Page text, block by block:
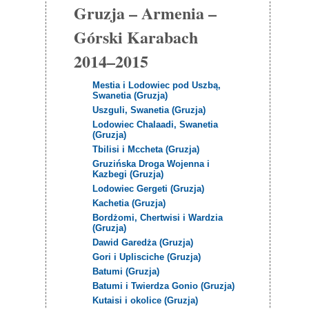
Gruzja – Armenia –
Górski Karabach
2014–2015
Mestia i Lodowiec pod Uszbą,
Swanetia (Gruzja)
Uszguli, Swanetia (Gruzja)
Lodowiec Chalaadi, Swanetia
(Gruzja)
Tbilisi i Mccheta (Gruzja)
Gruzińska Droga Wojenna i
Kazbegi (Gruzja)
Lodowiec Gergeti (Gruzja)
Kachetia (Gruzja)
Bordżomi, Chertwisi i Wardzia
(Gruzja)
Dawid Garedża (Gruzja)
Gori i Uplisciche (Gruzja)
Batumi (Gruzja)
Batumi i Twierdza Gonio (Gruzja)
Kutaisi i okolice (Gruzja)